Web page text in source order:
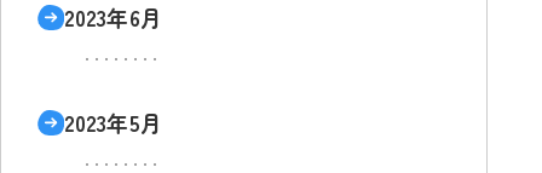
2023年6月
2023年5月